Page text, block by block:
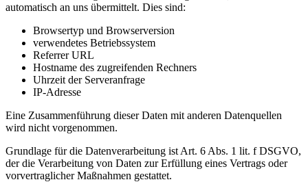
automatisch an uns übermittelt. Dies sind:
Browsertyp und Browserversion
verwendetes Betriebssystem
Referrer URL
Hostname des zugreifenden Rechners
Uhrzeit der Serveranfrage
IP-Adresse
Eine Zusammenführung dieser Daten mit anderen Datenquellen
wird nicht vorgenommen.
Grundlage für die Datenverarbeitung ist Art. 6 Abs. 1 lit. f DSGVO,
der die Verarbeitung von Daten zur Erfüllung eines Vertrags oder
vorvertraglicher Maßnahmen gestattet.